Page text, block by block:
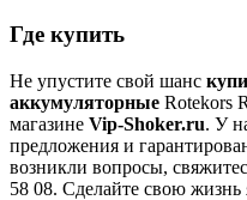
Где купить
Не упустите свой шанс
аккумуляторные Rotekors
магазине Vip-Shoker.ru. У
предложения и
возникли вопросы,
58 08. Сделайте свою